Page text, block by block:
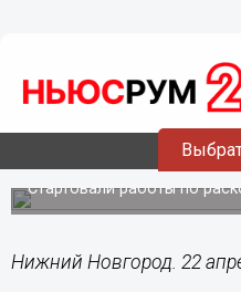
22.04.202518:23
Сезон фонтанов в
начнется 1 мая
Стартовали работы по
Нижний Новгород. 22